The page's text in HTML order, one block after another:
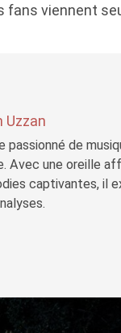
fans viennent
Uzzan
passionné de
Avec une oreille
captivantes, il